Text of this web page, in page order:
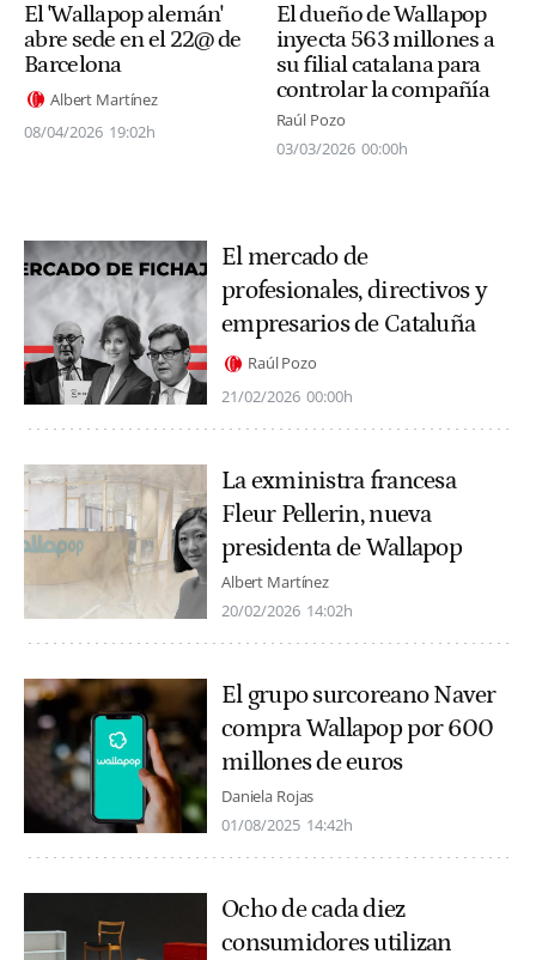
El 'Wallapop alemán'
abre sede en el 22@ de
Barcelona
Albert Martínez
08/04/2026 19:02h
El dueño de Wallapop
inyecta 563 millones a
su filial catalana para
controlar la compañía
Raúl Pozo
03/03/2026 00:00h
El mercado de
profesionales, directivos y
empresarios de Cataluña
Raúl Pozo
21/02/2026 00:00h
La exministra francesa
Fleur Pellerin, nueva
presidenta de Wallapop
Albert Martínez
20/02/2026 14:02h
El grupo surcoreano Naver
compra Wallapop por 600
millones de euros
Daniela Rojas
01/08/2025 14:42h
Ocho de cada diez
consumidores utilizan